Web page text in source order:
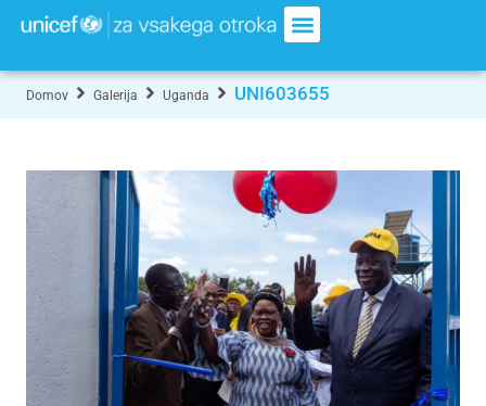
Domov Galerija Uganda UNI603655